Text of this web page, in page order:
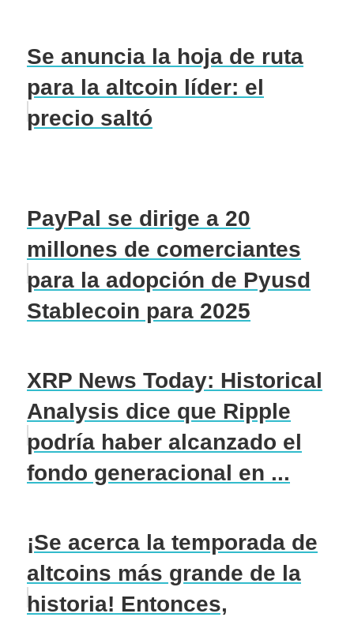
Se anuncia la hoja de ruta
para la altcoin líder: el
precio saltó
PayPal se dirige a 20
millones de comerciantes
para la adopción de Pyusd
Stablecoin para 2025
XRP News Today: Historical
Analysis dice que Ripple
podría haber alcanzado el
fondo generacional en ...
¡Se acerca la temporada de
altcoins más grande de la
historia! Entonces,